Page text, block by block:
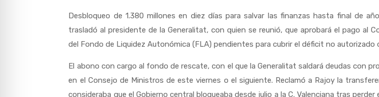
Desbloqueo de 1.380 millones en diez días para salvar las finanzas hasta final de
trasladó al presidente de la Generalitat, con quien se reunió, que aprobará el pago al
del Fondo de Liquidez Autonómica (FLA) pendientes para cubrir el déficit no autorizado
El abono con cargo al fondo de rescate, con el que la Generalitat saldará deudas con
en el Consejo de Ministros de este viernes o el siguiente. Reclamó a Rajoy la
consideraba que el Gobierno central bloqueaba desde julio a la C. Valenciana tras perder